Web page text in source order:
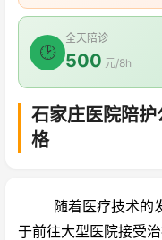
🕑
全天陪诊
500 元/8h
石家庄医院陪
格
随着医疗技术的发
于前往大型医院接受